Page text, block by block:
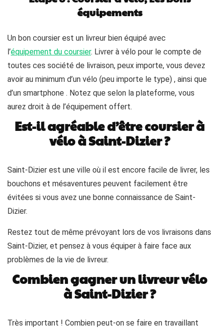
équipements
Un bon coursier est un livreur bien équipé avec
l’équipement du coursier. Livrer à vélo pour le compte de
toutes ces société de livraison, peux importe, vous devez
avoir au minimum d’un vélo (peu importe le type) , ainsi que
d’un smartphone . Notez que selon la plateforme, vous
aurez droit à de l’équipement offert.
Est-il agréable d’être coursier à
vélo à Saint-Dizier ?
Saint-Dizier est une ville où il est encore facile de livrer, les
bouchons et mésaventures peuvent facilement être
évitées si vous avez une bonne connaissance de Saint-
Dizier.
Restez tout de même prévoyant lors de vos livraisons dans
Saint-Dizier, et pensez à vous équiper à faire face aux
problèmes de la vie de livreur.
Combien gagner un livreur vélo
à Saint-Dizier ?
Très important ! Combien peut-on se faire en travaillant